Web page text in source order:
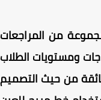
من المراجعات
ومستويات الطلاب
من حيث التصميم